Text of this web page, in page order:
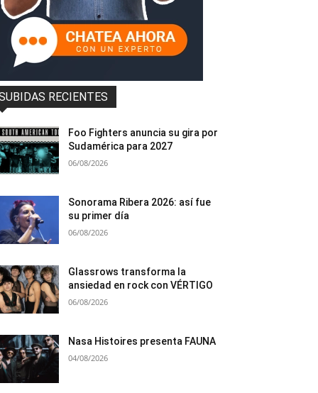
RECIENTES
Foo Fighters anuncia su gira por
Sudamérica para 2027
06/08/2026
Sonorama Ribera 2026: así fue
su primer día
06/08/2026
Glassrows transforma la
ansiedad en rock con VÉRTIGO
06/08/2026
Nasa Histoires presenta FAUNA
04/08/2026